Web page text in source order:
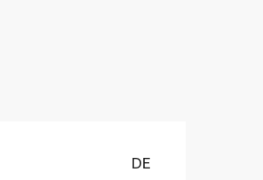
DE